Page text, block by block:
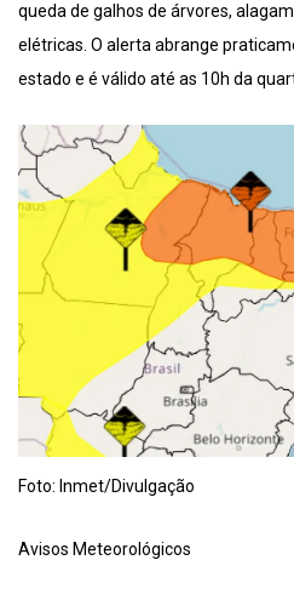
queda de galhos de árvores,
elétricas. O alerta abrange
estado e é válido até as 10h da
Foto: Inmet/Divulgação
Avisos Meteorológicos